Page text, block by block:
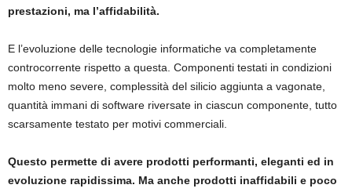
prestazioni, ma l’affidabilità.
E l’evoluzione delle tecnologie informatiche va completamente
controcorrente rispetto a questa. Componenti testati in condizioni
molto meno severe, complessità del silicio aggiunta a vagonate,
quantità immani di software riversate in ciascun componente, tutto
scarsamente testato per motivi commerciali.
Questo permette di avere prodotti performanti, eleganti ed in
evoluzione rapidissima. Ma anche prodotti inaffidabili e poco